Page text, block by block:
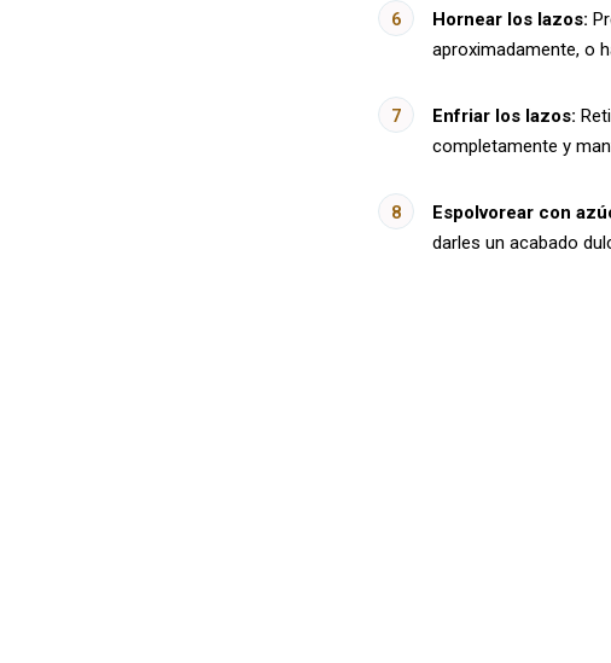
Hornear los lazos:
aproximadamente, o
Enfriar los lazos:
completamente y
Espolvorear con
darles un acabado